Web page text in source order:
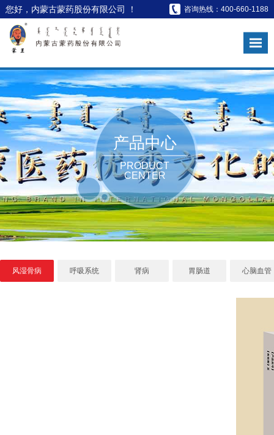
您好，内蒙古蒙药股份有限公司 ！ 咨询热线：400-660-1188
产品中心
PRODUCT
CENTER
风湿骨病 呼吸系统 肾病 胃肠道 心脑血管